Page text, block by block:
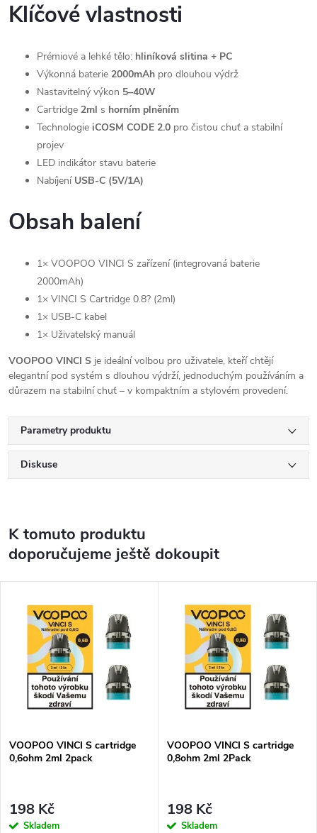
Klíčové vlastnosti
Prémiové a lehké tělo: hliníková slitina + PC
Výkonná baterie 2000mAh pro dlouhou výdrž
Nastavitelný výkon 5–40W
Cartridge 2ml s horním plněním
Technologie iCOSM CODE 2.0 pro čistou chuť a stabilní
projev
LED indikátor stavu baterie
Nabíjení USB-C (5V/1A)
Obsah balení
1× VOOPOO VINCI S zařízení (integrovaná baterie
2000mAh)
1× VINCI S Cartridge 0.8? (2ml)
1× USB-C kabel
1× Uživatelský manuál
VOOPOO VINCI S je ideální volbou pro uživatele, kteří chtějí
elegantní pod systém s dlouhou výdrží, jednoduchým používáním a
důrazem na stabilní chuť – v kompaktním a stylovém provedení.
Parametry produktu
Diskuse
K tomuto produktu
doporučujeme ještě dokoupit
VOOPOO VINCI S cartridge
0,6ohm 2ml 2pack
198 Kč
Skladem
VOOPOO VINCI S cartridge
0,8ohm 2ml 2Pack
198 Kč
Skladem